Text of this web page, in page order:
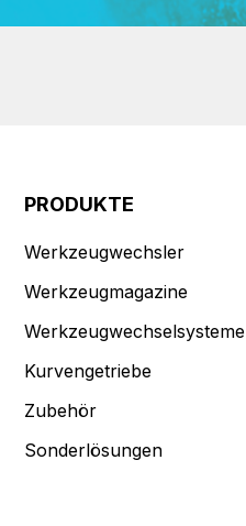
PRODUKTE
Werkzeugwechsler
Werkzeugmagazine
Werkzeugwechselsysteme
Kurvengetriebe
Zubehör
Sonderlösungen